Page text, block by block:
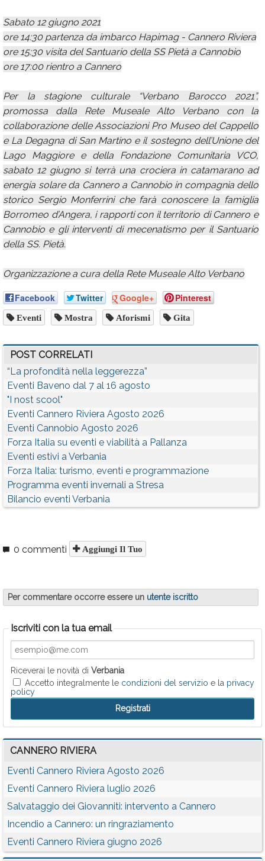
Sabato 12 giugno 2021
ore 14:30 partenza da imbarco Hapimag - Cannero Riviera
ore 15:30 visita del Santuario della SS Pietà a Cannobio
ore 17:00 rientro a Cannero
Per la stagione culturale “Verbano Barocco 2021”,
promossa dalla Rete Museale Alto Verbano con la
collaborazione delle Associazioni Pro Museo del Cappello
e La Degagna di San Martino e il sostegno dell’Unione del
Lago Maggiore e della Fondazione Comunitaria VCO,
sabato 12 giugno si terrà una crociera in catamarano ad
energia solare da Cannero a Cannobio in compagnia dello
storico Sergio Monferrini che farà conoscere la famiglia
Borromeo d’Angera, i rapporti con il territorio di Cannero e
Cannobio e gli interventi di mecenatismo per il Santuario
della SS. Pietà.
Organizzazione a cura della Rete Museale Alto Verbano
Facebook Twitter Google+ Pinterest
Eventi Mostra Aforismi Gita
POST CORRELATI
“La profondità nella leggerezza”
Eventi Baveno dal 7 al 16 agosto
"I nost scool"
Eventi Cannero Riviera Agosto 2026
Eventi Cannobio Agosto 2026
Forza Italia su eventi e viabilità a Pallanza
Eventi estivi a Verbania
Forza Italia: turismo, eventi e programmazione
Programma eventi invernali a Stresa
Bilancio eventi Verbania
0 commenti Aggiungi Il Tuo
Per commentare occorre essere un utente iscritto
Iscriviti con la tua email
Riceverai le novità di Verbania
Accetto integralmente le condizioni del servizio e la privacy
policy
CANNERO RIVIERA
Eventi Cannero Riviera Agosto 2026
Eventi Cannero Riviera luglio 2026
Salvataggio dei Giovanniti: intervento a Cannero
Incendio a Cannero: un ringraziamento
Eventi Cannero Riviera giugno 2026